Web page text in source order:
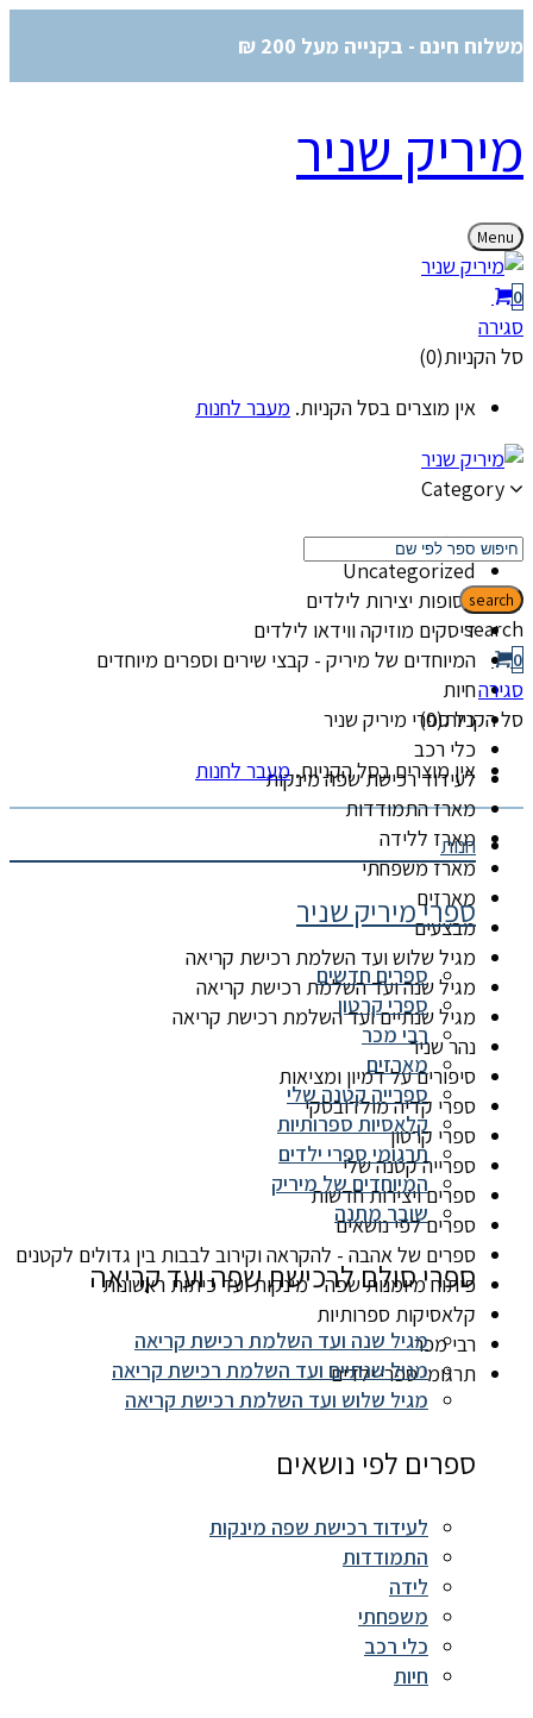
משלוח חינם - בקנייה מעל 200 ₪
מיריק שניר
Menu
0
סגירה
סל הקניות(0)
אין מוצרים בסל הקניות. מעבר לחנות
Category
קטגוריות
Uncategorized
אסופות יצירות לילדים
דיסקים מוזיקה ווידאו לילדים
המיוחדים של מיריק - קבצי שירים וספרים מיוחדים
חיות
כל ספרי מיריק שניר
כלי רכב
לעידוד רכישת שפה מינקות
מארז התמודדות
מארז ללידה
מארז משפחתי
מארזים
מבצעים
מגיל שלוש ועד השלמת רכישת קריאה
מגיל שנה ועד השלמת רכישת קריאה
מגיל שנתיים ועד השלמת רכישת קריאה
נהר שניר
סיפורים על דמיון ומציאות
ספרי קדיה מולדובסקי
ספרי קרטון
ספרייה קטנה שלי
ספרים ויצירות חדשות
ספרים לפי נושאים
ספרים של אהבה - להקראה וקירוב לבבות בין גדולים לקטנים
פיתוח מיומנות שפה - מינקות ועד כיתות ראשונות
קלאסיקות ספרותיות
רבי מכר
תרגומי ספרי ילדים
search
search
0
סגירה
סל הקניות(0)
אין מוצרים בסל הקניות. מעבר לחנות
חנות
ספרי מיריק שניר
ספרים חדשים
ספרי קרטון
רבי מכר
מארזים
ספרייה קטנה שלי
קלאסיות ספרותיות
תרגומי ספרי ילדים
המיוחדים של מיריק
שובר מתנה
ספרי סולם לרכישת שפה ועד קריאה
מגיל שנה ועד השלמת רכישת קריאה
מגיל שנתיים ועד השלמת רכישת קריאה
מגיל שלוש ועד השלמת רכישת קריאה
ספרים לפי נושאים
לעידוד רכישת שפה מינקות
התמודדות
לידה
משפחתי
כלי רכב
חיות